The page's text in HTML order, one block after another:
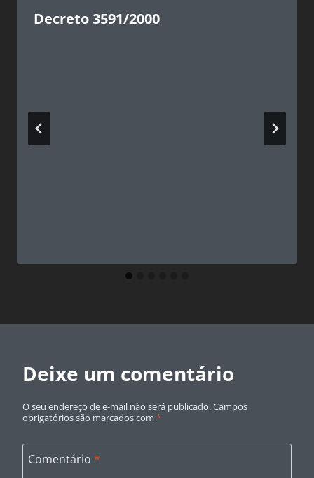
Decreto 3591/2000
Deixe um comentário
O seu endereço de e-mail não será publicado.Campos
obrigatórios são marcados com *
Comentário *